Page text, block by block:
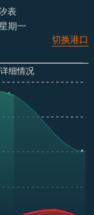
表
期一
切换港口
细情况